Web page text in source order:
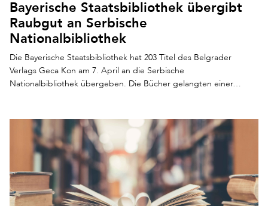
Bayerische Staatsbibliothek übergibt
Raubgut an Serbische
Nationalbibliothek
Die Bayerische Staatsbibliothek hat 203 Titel des Belgrader
Verlags Geca Kon am 7. April an die Serbische
Nationalbibliothek übergeben. Die Bücher gelangten einer…